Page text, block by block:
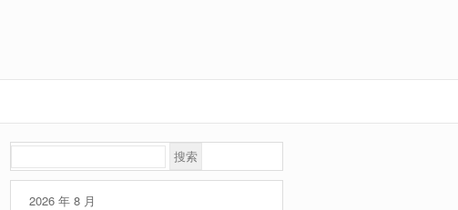
搜
索：
2026 年 8 月